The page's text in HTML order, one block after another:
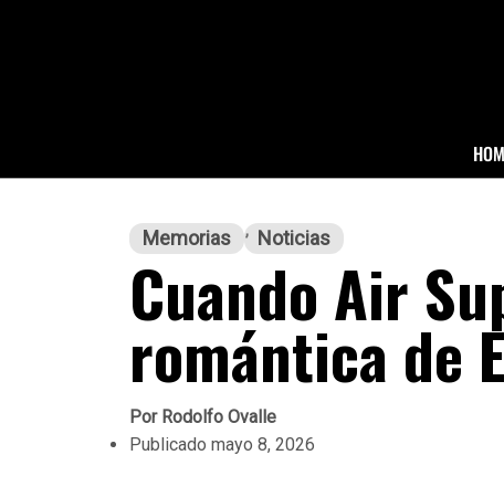
Memorias Noticias
Cuando Air
romántica de
PorRodolfo Ovalle
Publicado mayo 8, 2026